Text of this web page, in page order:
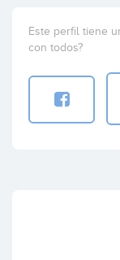
Este perfil tiene
con todos?